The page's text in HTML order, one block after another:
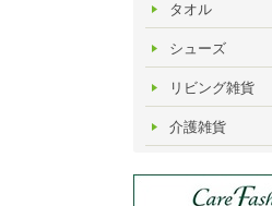
タオル
シューズ
リビング雑貨
介護雑貨